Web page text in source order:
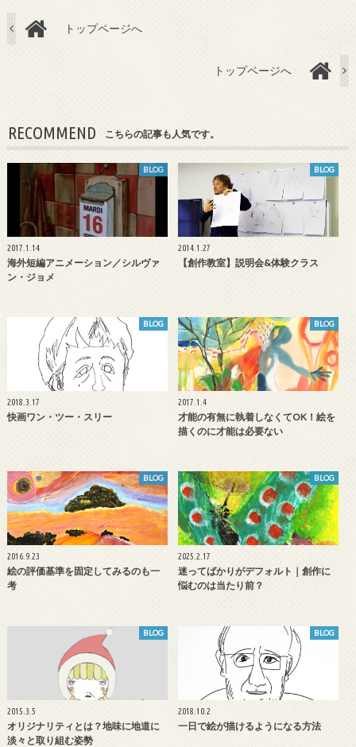
トップページへ
トップページへ
RECOMMEND こちらの記事も人気です。
BLOG
2017.1.14
海外短編アニメーション／シルヴァ
ン・ジョメ
BLOG
2014.1.27
【創作教室】説明会&体験クラス
BLOG
2018.3.17
快画ワン・ツー・スリー
BLOG
2017.1.4
才能の有無に執着しなくてOK！絵を
描くのに才能は必要ない
BLOG
2016.9.23
絵の評価基準を固定してみるのも一
考
BLOG
2025.2.17
迷ってばかりがデフォルト｜創作に
悩むのは当たり前？
BLOG
2015.3.5
オリジナリティとは？地味に地道に
淡々と取り組む姿勢
BLOG
2018.10.2
一日で絵が描けるようになる方法